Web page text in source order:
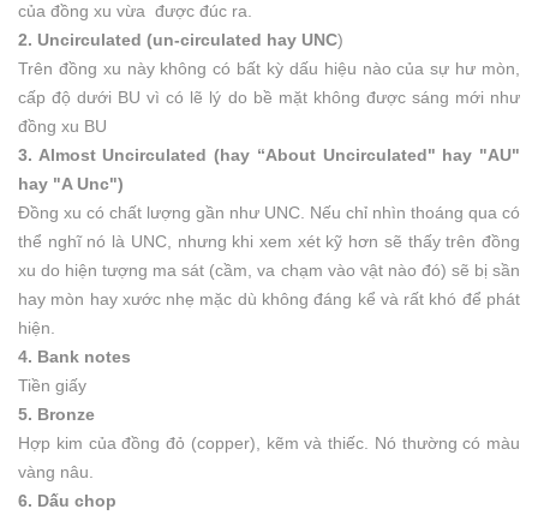
của đồng xu vừa được đúc ra.
2. Uncirculated (un-circulated hay UNC)
Trên đồng xu này không có bất kỳ dấu hiệu nào của sự hư mòn,
cấp độ dưới BU vì có lẽ lý do bề mặt không được sáng mới như
đồng xu BU
3. Almost Uncirculated (hay “About Uncirculated" hay "AU"
hay "A Unc")
Đồng xu có chất lượng gần như UNC. Nếu chỉ nhìn thoáng qua có
thể nghĩ nó là UNC, nhưng khi xem xét kỹ hơn sẽ thấy trên đồng
xu do hiện tượng ma sát (cầm, va chạm vào vật nào đó) sẽ bị sần
hay mòn hay xước nhẹ mặc dù không đáng kể và rất khó để phát
hiện.
4. Bank notes
Tiền giấy
5. Bronze
Hợp kim của đồng đỏ (copper), kẽm và thiếc. Nó thường có màu
vàng nâu.
6. Dấu chop